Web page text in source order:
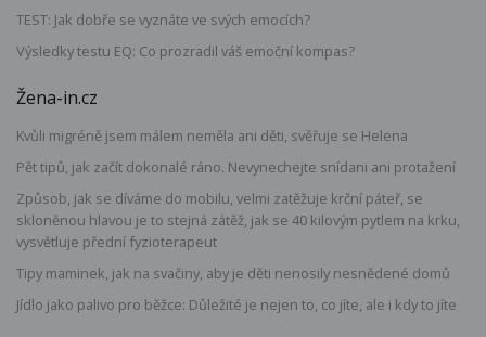
TEST: Jak dobře se vyznáte ve svých emocích?
Výsledky testu EQ: Co prozradil váš emoční kompas?
Žena-in.cz
Kvůli migréně jsem málem neměla ani děti, svěřuje se Helena
Pět tipů, jak začít dokonalé ráno. Nevynechejte snídani ani protažení
Způsob, jak se díváme do mobilu, velmi zatěžuje krční páteř, se
skloněnou hlavou je to stejná zátěž, jak se 40 kilovým pytlem na krku,
vysvětluje přední fyzioterapeut
Tipy maminek, jak na svačiny, aby je děti nenosily nesnědené domů
Jídlo jako palivo pro běžce: Důležité je nejen to, co jíte, ale i kdy to jíte